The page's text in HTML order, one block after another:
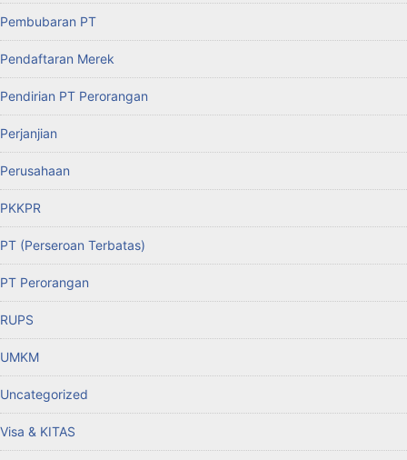
Pembubaran PT
Pendaftaran Merek
Pendirian PT Perorangan
Perjanjian
Perusahaan
PKKPR
PT (Perseroan Terbatas)
PT Perorangan
RUPS
UMKM
Uncategorized
Visa & KITAS